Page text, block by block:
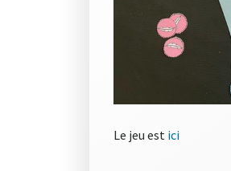
Le jeu est ici